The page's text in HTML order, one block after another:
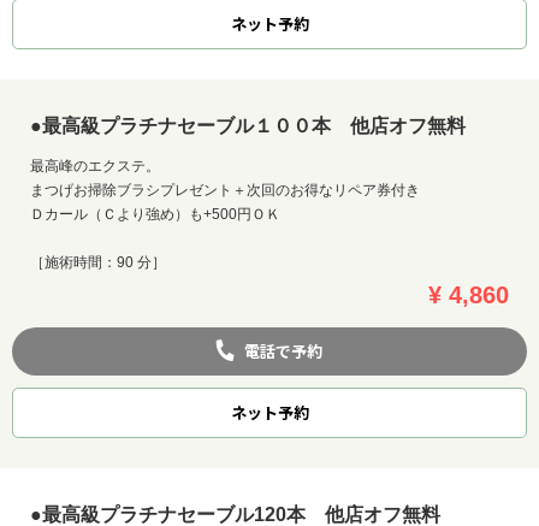
ネット予約
●最高級プラチナセーブル１００本 他店オフ無料
最高峰のエクステ。
まつげお掃除ブラシプレゼント＋次回のお得なリペア券付き
Ｄカール（Ｃより強め）も+500円ＯＫ
［施術時間：90 分］
¥ 4,860
電話で予約
ネット予約
●最高級プラチナセーブル120本 他店オフ無料